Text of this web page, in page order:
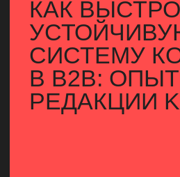
МАРИНА
ЛУЖЕЦКАЯ
редактор контент-
направления Kaiten